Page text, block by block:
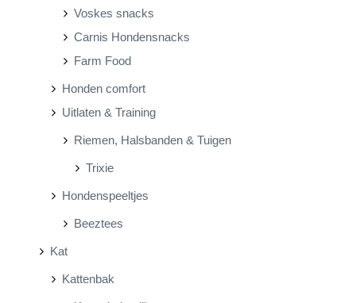
Voskes snacks
Carnis Hondensnacks
Farm Food
Honden comfort
Uitlaten & Training
Riemen, Halsbanden & Tuigen
Trixie
Hondenspeeltjes
Beeztees
Kat
Kattenbak